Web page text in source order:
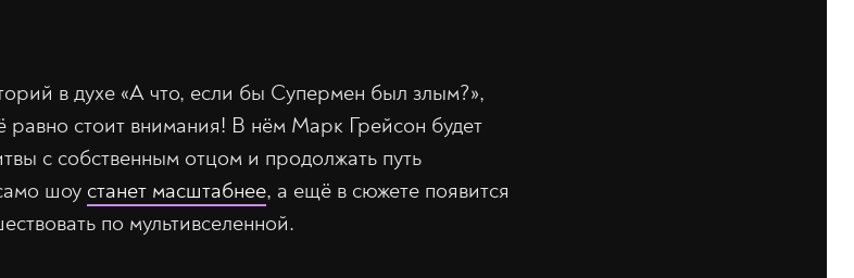
в духе «А что, если бы Супермен был злым?»,
равно стоит внимания! В нём Марк Грейсон будет
с собственным отцом и продолжать путь
шоу станет масштабнее, а ещё в сюжете появится
по мультивселенной.